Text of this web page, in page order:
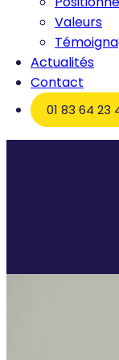
Valeurs
Actualités
Contact
01 83 64 23